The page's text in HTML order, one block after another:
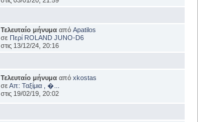
Τελευταίο μήνυμα απόApatilos
σε Περί ROLAND JUNO-D6
στις 13/12/24, 20:16
Τελευταίο μήνυμα απόxkostas
σεΑπ: Ταξίμια , �...
στις 19/02/19, 20:02